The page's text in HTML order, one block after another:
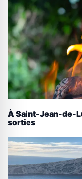
À Saint-Jean-de-
sorties